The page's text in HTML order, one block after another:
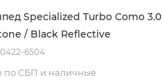
Specialized Turbo Como 3.0
/ Black Reflective
6504
по СБП и наличные